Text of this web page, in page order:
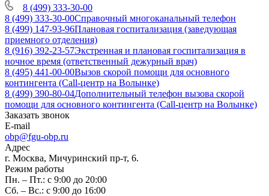
8 (499) 333-30-00
8 (499) 333-30-00Справочный многоканальный телефон
8 (499) 147-93-96Плановая госпитализация (заведующая
приемного отделения)
8 (916) 392-23-57Экстренная и плановая госпитализация в
ночное время (ответственный дежурный врач)
8 (495) 441-00-00Вызов скорой помощи для основного
контингента (Call-центр на Волынке)
8 (499) 390-80-04Дополнительный телефон вызова скорой
помощи для основного контингента (Call-центр на Волынке)
Заказать звонок
E-mail
obp@fgu-obp.ru
Адрес
г. Москва, Мичуринский пр-т, 6.
Режим работы
Пн. – Пт.: с 9:00 до 20:00
Сб. – Вс.: с 9:00 до 16:00